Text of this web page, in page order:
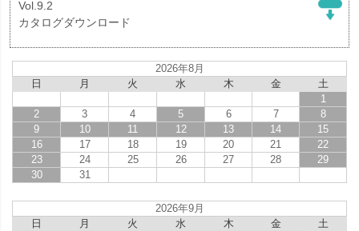
Vol.9.2
カタログダウンロード
2026年8月
日
月 火 水 木 金
土
1
2
3 4 5 6 7
8
9
10 11 12 13 14
15
16
17 18 19 20 21
22
23
24 25 26 27 28
29
30
31
2026年9月
日
月 火 水 木 金
土